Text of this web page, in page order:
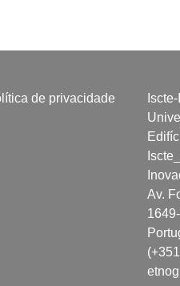
de privacidade
Av.